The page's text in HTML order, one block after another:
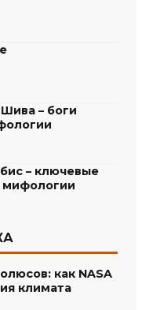
– боги
– ключевые
мифологии
как NASA
климата